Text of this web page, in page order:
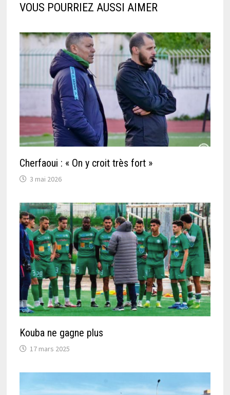
VOUS POURRIEZ AUSSI AIMER
Cherfaoui : « On y croit très fort »
3 mai 2026
Kouba ne gagne plus
17 mars 2025